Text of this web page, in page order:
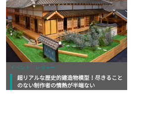
イベント・レジャー
超リアルな歴史的建造物模型！尽きること
のない制作者の情熱が半端ない